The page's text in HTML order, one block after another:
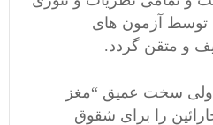
توسط آزمون های
و متقن گردد.
ولی سخت عمیق “مغز
را برای شقوق